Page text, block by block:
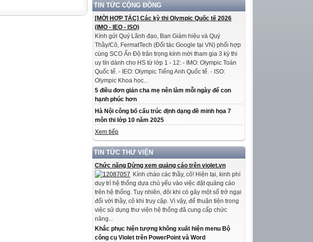
TIN TỨC CỘNG ĐỒNG
[MỜI HỢP TÁC] Các kỳ thi Olympic Quốc tế 2026
(IMO - IEO - ISO)
Kính gửi Quý Lãnh đạo, Ban Giám hiệu và Quý
Thầy/Cô, FermatTech (Đối tác Google tại VN) phối hợp
cùng SCO Ấn Độ trân trọng kính mời tham gia 3 kỳ thi
uy tín dành cho HS từ lớp 1 - 12: - IMO: Olympic Toán
Quốc tế. - IEO: Olympic Tiếng Anh Quốc tế. - ISO:
Olympic Khoa học...
5 điều đơn giản cha mẹ nên làm mỗi ngày để con
hạnh phúc hơn
Hà Nội công bố cấu trúc định dạng đề minh họa 7
môn thi lớp 10 năm 2025
Xem tiếp
TIN TỨC THƯ VIỆN
Chức năng Dừng xem quảng cáo trên violet.vn
Kính chào các thầy, cô! Hiện tại, kinh phí
duy trì hệ thống dựa chủ yếu vào việc đặt quảng cáo
trên hệ thống. Tuy nhiên, đôi khi có gây một số trở ngại
đối với thầy, cô khi truy cập. Vì vậy, để thuận tiện trong
việc sử dụng thư viện hệ thống đã cung cấp chức
năng...
Khắc phục hiện tượng không xuất hiện menu Bộ
công cụ Violet trên PowerPoint và Word